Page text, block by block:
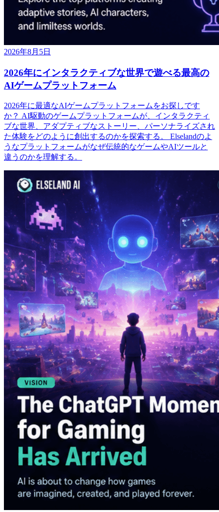
2026年8月5日
2026年にインタラクティブな世界で遊べる最高の
AIゲームプラットフォーム
2026年に最適なAIゲームプラットフォームをお探しです
か？ AI駆動のゲームプラットフォームが、インタラクティ
ブな世界、アダプティブなストーリー、パーソナライズされ
た体験をどのように創出するのかを探索する。 Elselandのよ
うなプラットフォームがなぜ伝統的なゲームやAIツールと
違うのかを理解する。